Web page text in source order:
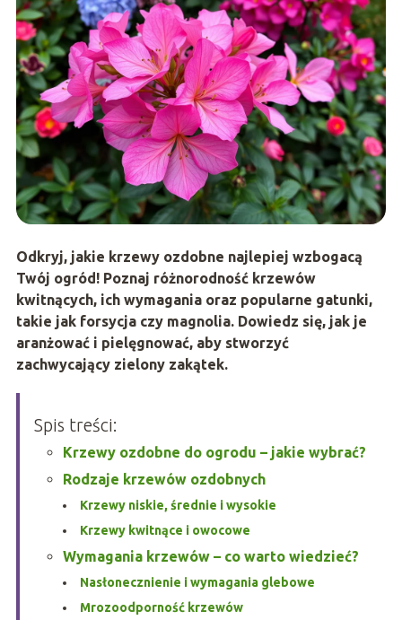
Odkryj, jakie krzewy ozdobne najlepiej wzbogacą
Twój ogród! Poznaj różnorodność krzewów
kwitnących, ich wymagania oraz popularne gatunki,
takie jak forsycja czy magnolia. Dowiedz się, jak je
aranżować i pielęgnować, aby stworzyć
zachwycający zielony zakątek.
Spis treści:
Krzewy ozdobne do ogrodu – jakie wybrać?
Rodzaje krzewów ozdobnych
Krzewy niskie, średnie i wysokie
Krzewy kwitnące i owocowe
Wymagania krzewów – co warto wiedzieć?
Nasłonecznienie i wymagania glebowe
Mrozoodporność krzewów